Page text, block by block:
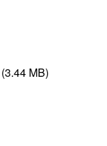
(3.44 MB)